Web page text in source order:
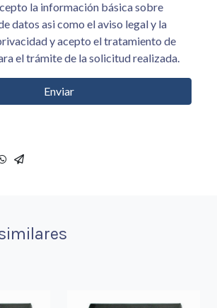
básica sobre
el aviso legal y la
el tratamiento de
el trámite de la solicitud realizada.
Enviar